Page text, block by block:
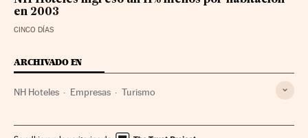
en 2003
CINCO DÍAS
ARCHIVADO EN
NH Hoteles Empresas Turismo